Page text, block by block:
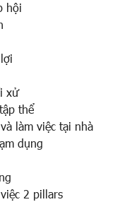
hội
xử
thể
làm việc tại nhà
dụng
2 pillars